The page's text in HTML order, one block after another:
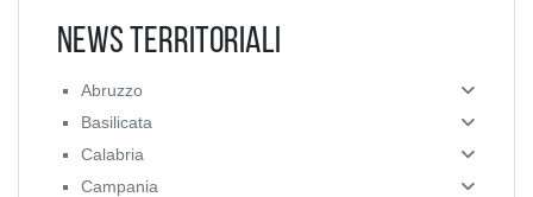
News Territoriali
Abruzzo
Basilicata
Calabria
Campania